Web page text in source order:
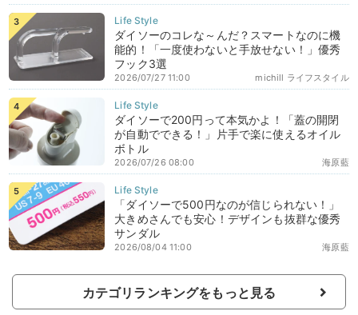
ダイソーのコレな～んだ？スマートなのに機
能的！「一度使わないと手放せない！」優秀
フック3選
michill ライフスタイル
2026/07/27 11:00
ダイソーで200円って本気かよ！「蓋の開閉
が自動でできる！」片手で楽に使えるオイル
ボトル
海原藍
2026/07/26 08:00
「ダイソーで500円なのが信じられない！」
大きめさんでも安心！デザインも抜群な優秀
サンダル
海原藍
2026/08/04 11:00
カテゴリランキングをもっと見る